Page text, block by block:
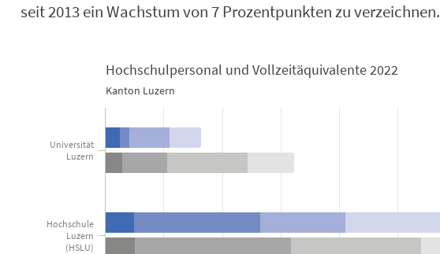
seit 2013 ein Wachstum von 7 Prozentpunkten zu verzeichnen.
Hochschulpersonal und Vollzeitäquivalente 2022
Bar chart with 8 data series.
View as data table, Hochschulpersonal und Vollzeitäquivalente 2022
The chart has 1 X axis displaying categories.
Hochschulpersonal und Vollzeitäquivalente 2022
Kanton Luzern
Universität
Luzern
Hochschule
Luzern
(HSLU)